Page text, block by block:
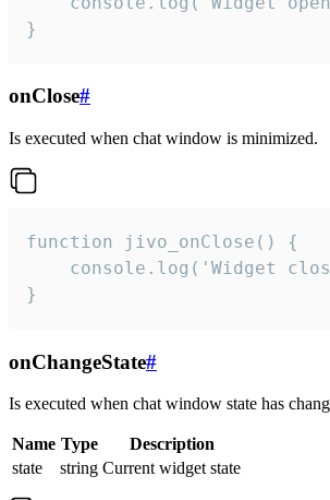
}
onClose#
Is executed when chat window is minimized.
function jivo_onClose() {
console.log('Widget
}
onChangeState#
Is executed when chat window state has
Name Type
Description
state
string Current widget state